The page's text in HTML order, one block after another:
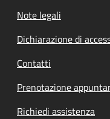
Note legali
Dichiarazione di
Contatti
Prenotazione
Richiedi assistenza